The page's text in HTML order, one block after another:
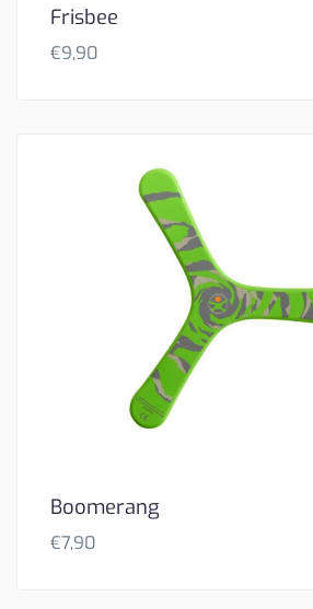
Frisbee
€9,90
Boomerang
€7,90